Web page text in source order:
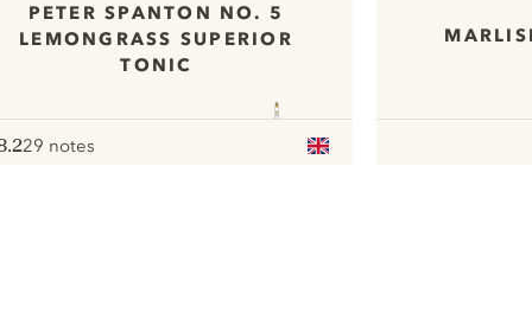
PETER SPANTON NO. 5
LEMONGRASS SUPERIOR
TONIC
29 notes